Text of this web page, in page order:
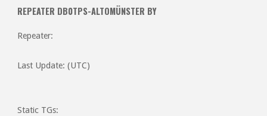
REPEATER DB0TPS-ALTOMÜNSTER BY
Repeater:
Last Update: (UTC)
Static TGs: